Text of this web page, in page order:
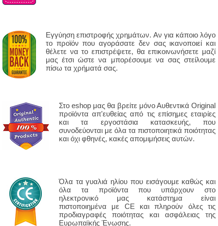
Εγγύηση επιστροφής χρημάτων. Αν για κάποιο λόγο
το προϊόν που αγοράσατε δεν σας ικανοποιεί και
θέλετε να το επιστρέψετε, θα επικοινωνήσετε μαζί
μας έτσι ώστε να μπορέσουμε να σας στείλουμε
πίσω τα χρήματά σας.
Στο eshop μας θα βρείτε μόνο Αυθεντικά Original
προϊόντα απ'ευθείας από τις επίσημες εταιρίες
και τα εργοστάσια κατασκευής, που
συνοδεύονται με όλα τα πιστοποιητικά ποιότητας
και όχι φθηνές, κακές απομιμήσεις αυτών.
Όλα τα γυαλιά ηλίου που εισάγουμε καθώς και
όλα τα προϊόντα που υπάρχουν στο
ηλεκτρονικό μας κατάστημα είναι
πιστοποιημένα με CE και πληρούν όλες τις
προδιαγραφές ποιότητας και ασφάλειας της
Ευρωπαϊκής Ένωσης.